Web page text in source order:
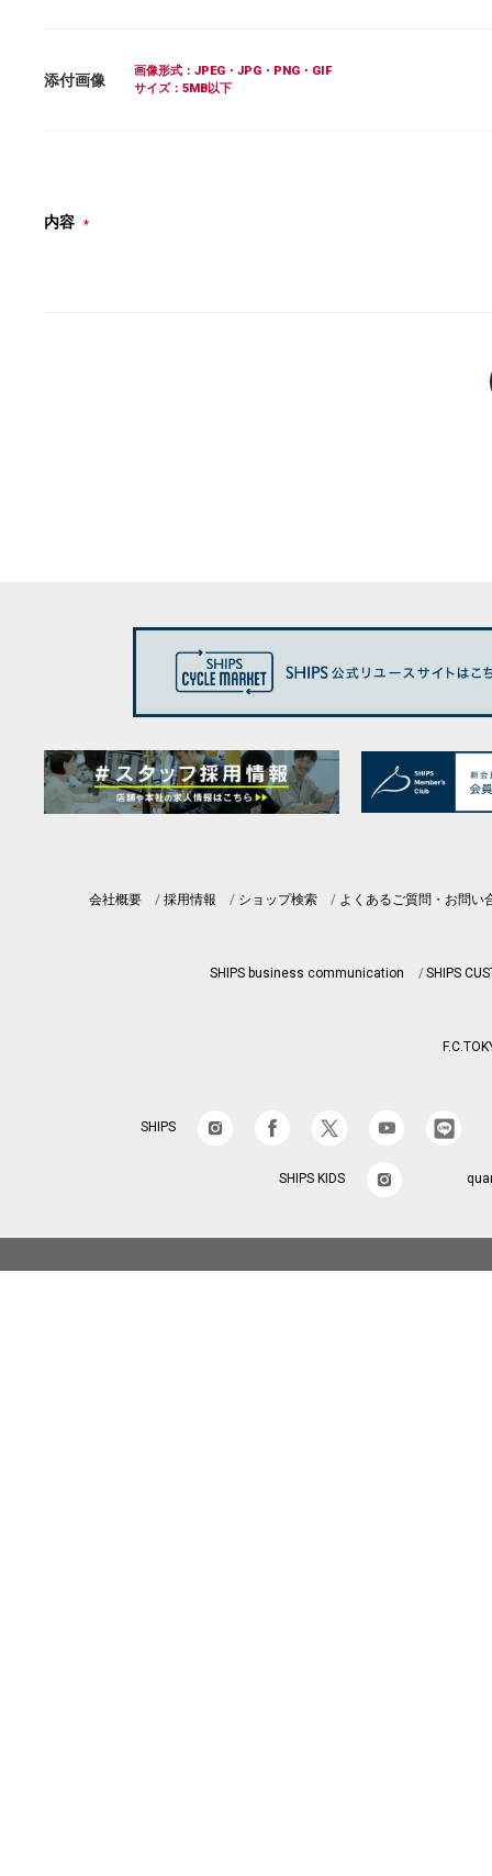
添付画像
画像形式：JPEG・JPG・PNG・GIF
サイズ：5MB以下
内容 *
会社概要 採用情報 ショップ検索 よくあるご質問・お問い
SHIPS business communication SHIPS
SHIPS
SHIPS KIDS